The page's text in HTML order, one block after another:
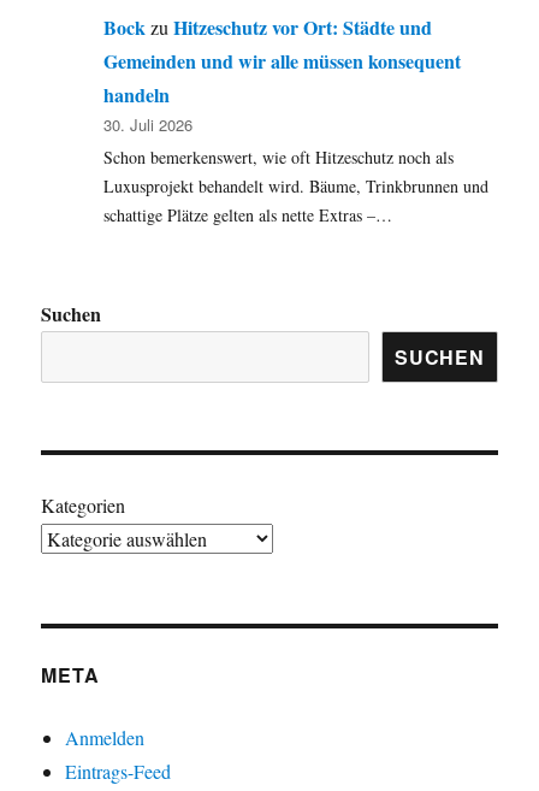
BockzuHitzeschutz vor Ort: Städte und
Gemeinden und wir alle müssen konsequent
handeln
30. Juli 2026
Schon bemerkenswert, wie oft Hitzeschutz noch als
Luxusprojekt behandelt wird. Bäume, Trinkbrunnen und
schattige Plätze gelten als nette Extras –…
Suchen
SUCHEN
Kategorien
META
Anmelden
Eintrags-Feed